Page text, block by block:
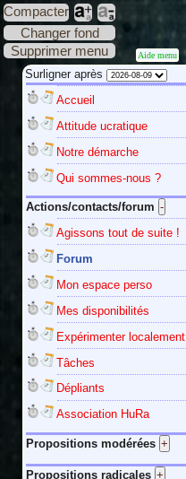
Compacter
Changer fond
Supprimer menu
Aide menu
Surligner après
Accueil
Attitude ucratique
Notre démarche
Qui sommes-nous ?
Actions/contacts/forum
Agissons tout de suite !
Forum
Mon espace perso
Mes disponibilités
Expérimenter localement
Tâches
Dépliants
Association HuRa
Propositions modérées
Propositions radicales